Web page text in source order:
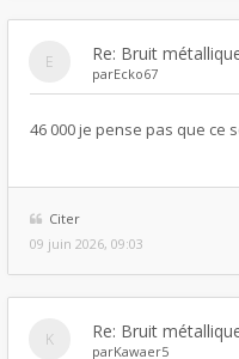
Re: Bruit
parEcko67
46 000 je pense pas que ce
Citer
09 juin 2026, 09:03
Re: Bruit
parKawaer5